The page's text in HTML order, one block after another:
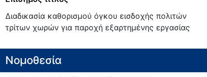
Διαδικασία καθορισμού όγκου εισδοχής πολιτών
τρίτων χωρών για παροχή εξαρτημένης εργασίας
Νομοθεσία